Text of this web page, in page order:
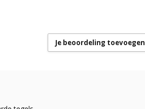
Je beoordeling toevoegen